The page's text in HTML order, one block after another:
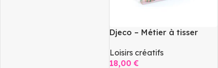
Djeco – Métier à tisser
Loisirs créatifs
18,00€